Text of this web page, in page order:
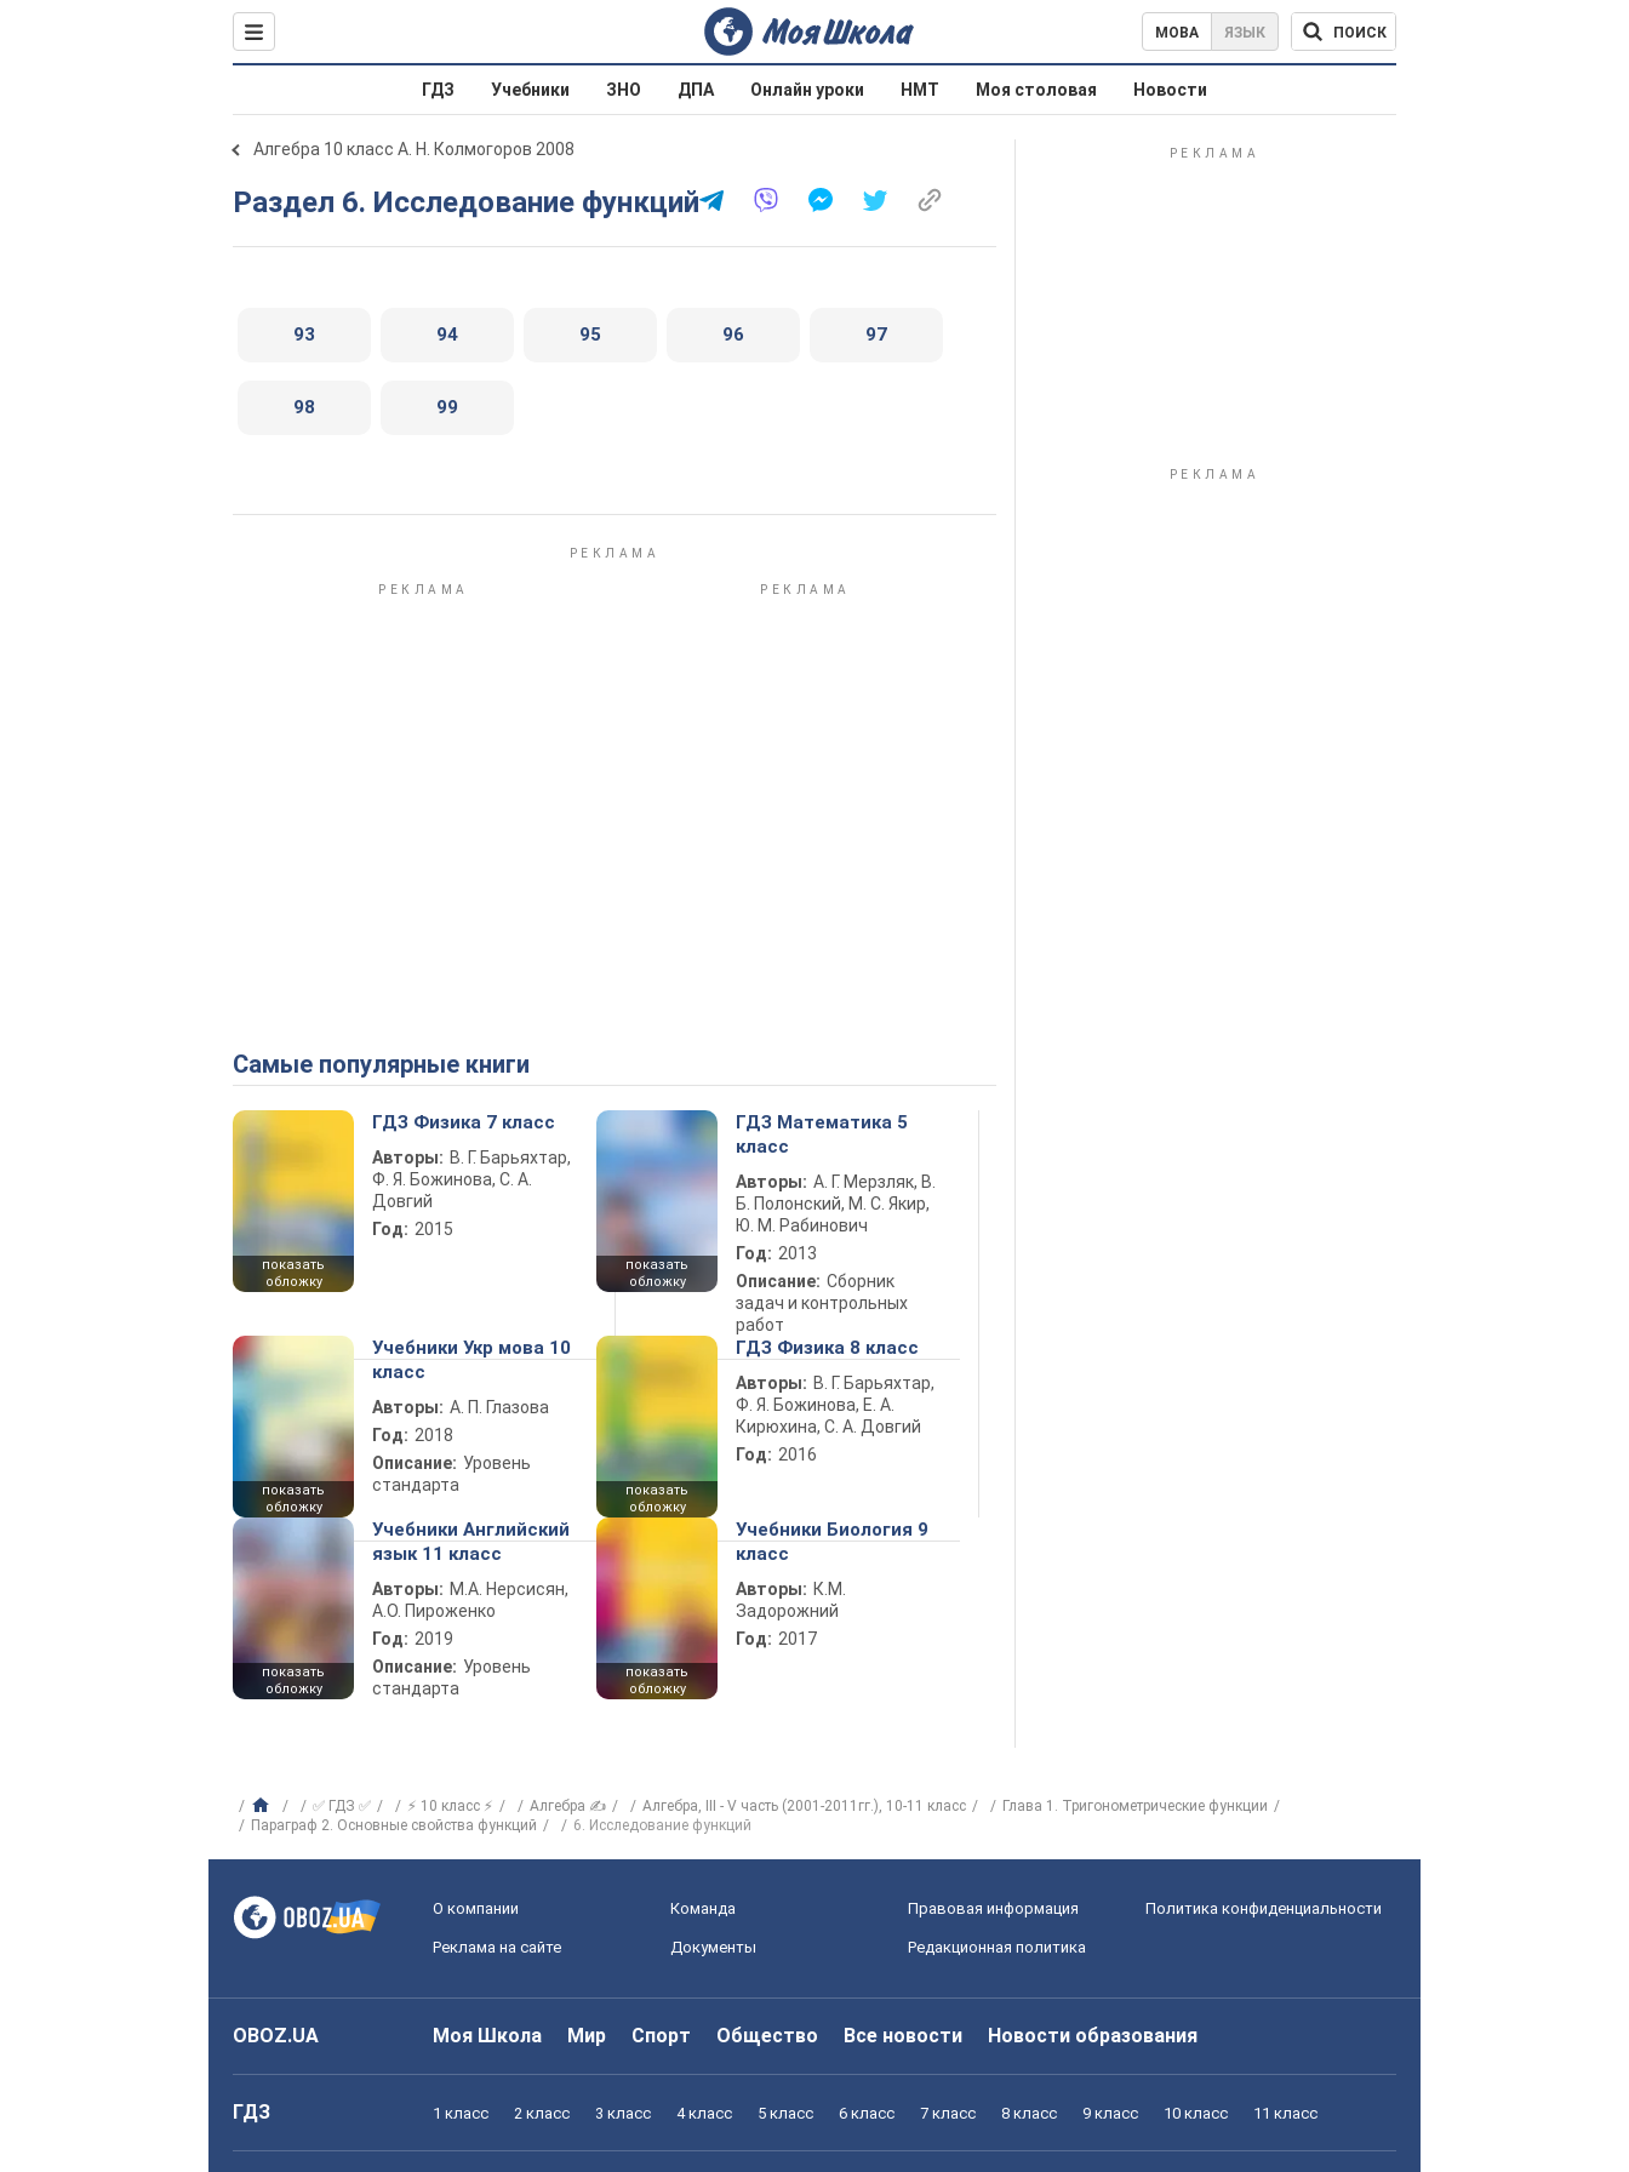
МОВА ЯЗЫК ПОИСК
ГДЗ Учебники ЗНО ДПА Онлайн уроки НМТ Моя столовая Новости
Алгебра 10 класс А. Н. Колмогоров 2008
Раздел 6. Исследование функций
93 94 95 96 97
98 99
Самые популярные книги
показать
обложку
ГДЗ Физика 7 класс
Авторы: В. Г. Барьяхтар,
Ф. Я. Божинова, С. А.
Довгий
Год: 2015
показать
обложку
ГДЗ Математика 5
класс
Авторы: А. Г. Мерзляк, В.
Б. Полонский, М. С. Якир,
Ю. М. Рабинович
Год: 2013
Описание: Сборник
задач и контрольных
работ
показать
обложку
Учебники Укр мова 10
класс
Авторы: А. П. Глазова
Год: 2018
Описание: Уровень
стандарта
показать
обложку
ГДЗ Физика 8 класс
Авторы: В. Г. Барьяхтар,
Ф. Я. Божинова, Е. А.
Кирюхина, С. А. Довгий
Год: 2016
показать
обложку
Учебники Английский
язык 11 класс
Авторы: М.А. Нерсисян,
А.О. Пироженко
Год: 2019
Описание: Уровень
стандарта
показать
обложку
Учебники Биология 9
класс
Авторы: К.М.
Задорожний
Год: 2017
✅ ГДЗ ✅ ⚡ 10 класс ⚡ Алгебра ✍ Алгебра, III - V часть (2001-2011гг.), 10-11 класс
Глава 1. Тригонометрические функции
Параграф 2. Основные свойства функций
6. Исследование функций
О компании Команда Правовая информация Политика конфиденциальности
Реклама на сайте Документы Редакционная политика
OBOZ.UA Моя Школа Мир Спорт Общество Все новости Новости образования
ГДЗ 1 класс 2 класс 3 класс 4 класс 5 класс 6 класс 7 класс 8 класс 9 класс 10 класс 11 класс